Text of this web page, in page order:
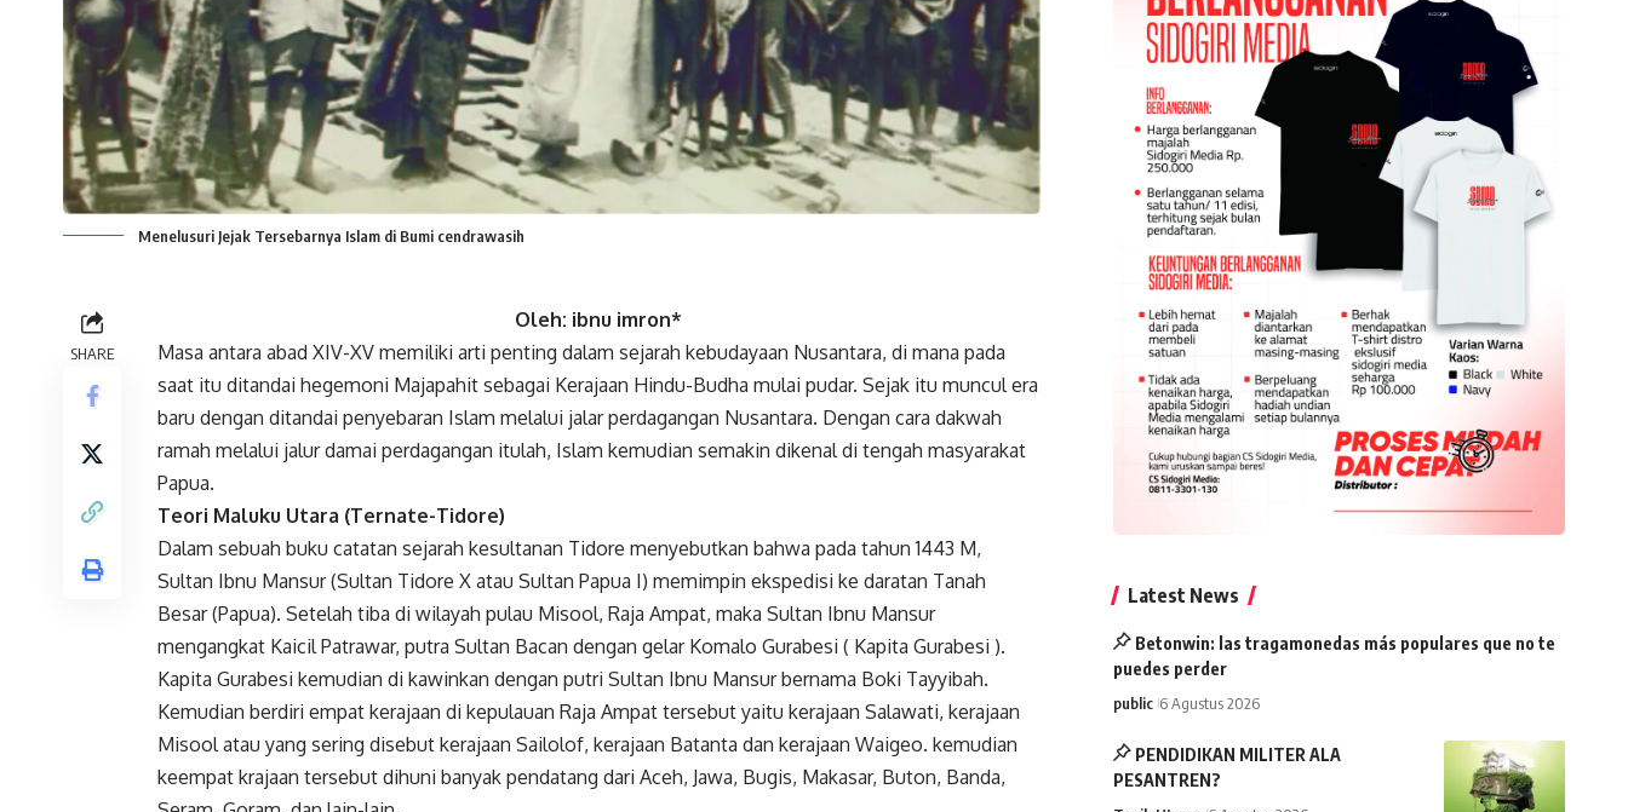
Menelusuri Jejak Tersebarnya Islam di Bumi cendrawasih
SHARE
Oleh: ibnu imron*
Masa antara abad XIV-XV memiliki arti penting dalam sejarah kebudayaan Nusantara, di mana pada
saat itu ditandai hegemoni Majapahit sebagai Kerajaan Hindu-Budha mulai pudar. Sejak itu muncul era
baru dengan ditandai penyebaran Islam melalui jalar perdagangan Nusantara. Dengan cara dakwah
ramah melalui jalur damai perdagangan itulah, Islam kemudian semakin dikenal di tengah masyarakat
Papua.
Teori Maluku Utara (Ternate-Tidore)
Dalam sebuah buku catatan sejarah kesultanan Tidore menyebutkan bahwa pada tahun 1443 M,
Sultan Ibnu Mansur (Sultan Tidore X atau Sultan Papua I) memimpin ekspedisi ke daratan Tanah
Besar (Papua). Setelah tiba di wilayah pulau Misool, Raja Ampat, maka Sultan Ibnu Mansur
mengangkat Kaicil Patrawar, putra Sultan Bacan dengan gelar Komalo Gurabesi ( Kapita Gurabesi ).
Kapita Gurabesi kemudian di kawinkan dengan putri Sultan Ibnu Mansur bernama Boki Tayyibah.
Kemudian berdiri empat kerajaan di kepulauan Raja Ampat tersebut yaitu kerajaan Salawati, kerajaan
Misool atau yang sering disebut kerajaan Sailolof, kerajaan Batanta dan kerajaan Waigeo. kemudian
keempat krajaan tersebut dihuni banyak pendatang dari Aceh, Jawa, Bugis, Makasar, Buton, Banda,
Latest News
Betonwin: las tragamonedas más populares que no te
puedes perder
public 6 Agustus 2026
PENDIDIKAN MILITER ALA
PESANTREN?